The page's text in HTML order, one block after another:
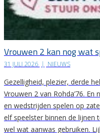
Vrouwen 2 kan nog wat
31 JULI 2026 | NIEUWS
Gezelligheid, plezier, derde
Vrouwen 2 van Rohda’76.
en wedstrijden spelen op
elf speelster binnen de lijnen
wel wat aanwas gebruiken.